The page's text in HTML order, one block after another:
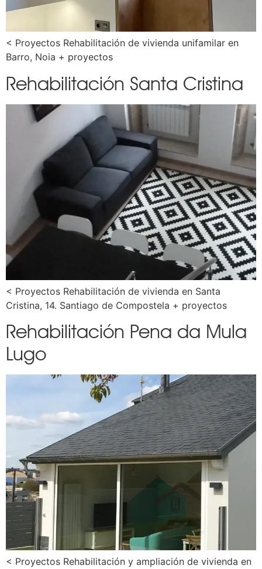
< Proyectos Rehabilitación de vivienda unifamilar en
Barro, Noia + proyectos
Rehabilitación Santa Cristina
< Proyectos Rehabilitación de vivienda en Santa
Cristina, 14. Santiago de Compostela + proyectos
Rehabilitación Pena da Mula
Lugo
< Proyectos Rehabilitación y ampliación de vivienda en